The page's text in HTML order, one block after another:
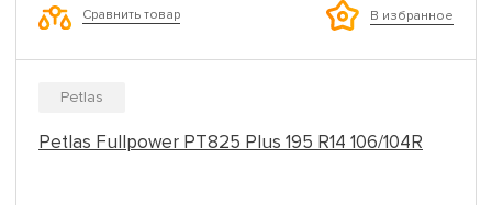
Сравнить товар В избранное
Petlas
Petlas Fullpower PT825 Plus 195 R14 106/104R